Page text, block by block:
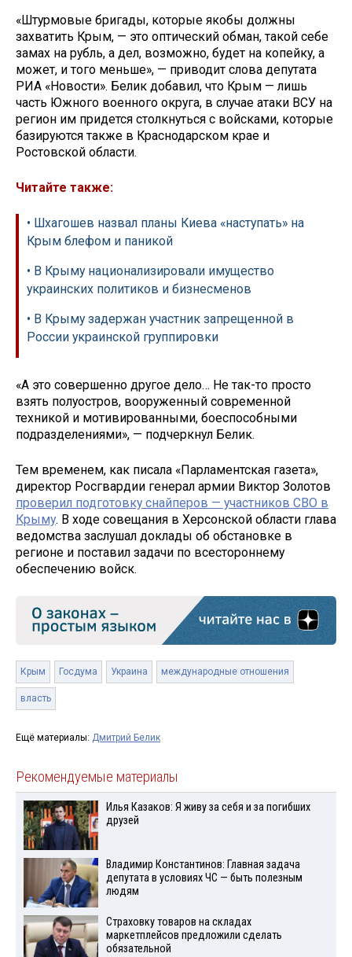
«Штурмовые бригады, которые якобы должны
захватить Крым, — это оптический обман, такой себе
замах на рубль, а дел, возможно, будет на копейку, а
может, и того меньше», — приводит слова депутата
РИА «Новости». Белик добавил, что Крым — лишь
часть Южного военного округа, в случае атаки ВСУ на
регион им придется столкнуться с войсками, которые
базируются также в Краснодарском крае и
Ростовской области.
Читайте также:
• Шхагошев назвал планы Киева «наступать» на
Крым блефом и паникой
• В Крыму национализировали имущество
украинских политиков и бизнесменов
• В Крыму задержан участник запрещенной в
России украинской группировки
«А это совершенно другое дело… Не так-то просто
взять полуостров, вооруженный современной
техникой и мотивированными, боеспособными
подразделениями», — подчеркнул Белик.
Тем временем, как писала «Парламентская газета»,
директор Росгвардии генерал армии Виктор Золотов
проверил подготовку снайперов — участников СВО в
Крыму. В ходе совещания в Херсонской области глава
ведомства заслушал доклады об обстановке в
регионе и поставил задачи по всестороннему
обеспечению войск.
Крым Госдума Украина международные отношения
власть
Ещё материалы: Дмитрий Белик
Рекомендуемые материалы
Илья Казаков: Я живу за себя и за погибших
друзей
Владимир Константинов: Главная задача
депутата в условиях ЧС — быть полезным
людям
Страховку товаров на складах
маркетплейсов предложили сделать
обязательной